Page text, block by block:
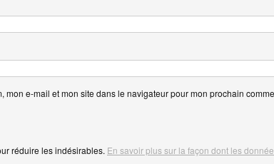
mon e-mail et mon site dans le navigateur pour mon prochain
réduire les indésirables. En savoir plus sur la façon dont les